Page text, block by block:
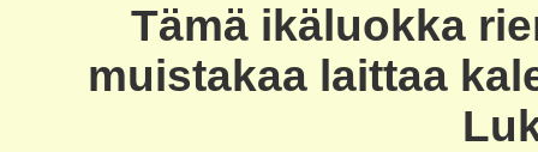
Tämä ikäluokka
muistakaa laittaa